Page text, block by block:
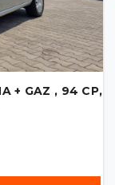
+ GAZ , 94 CP,